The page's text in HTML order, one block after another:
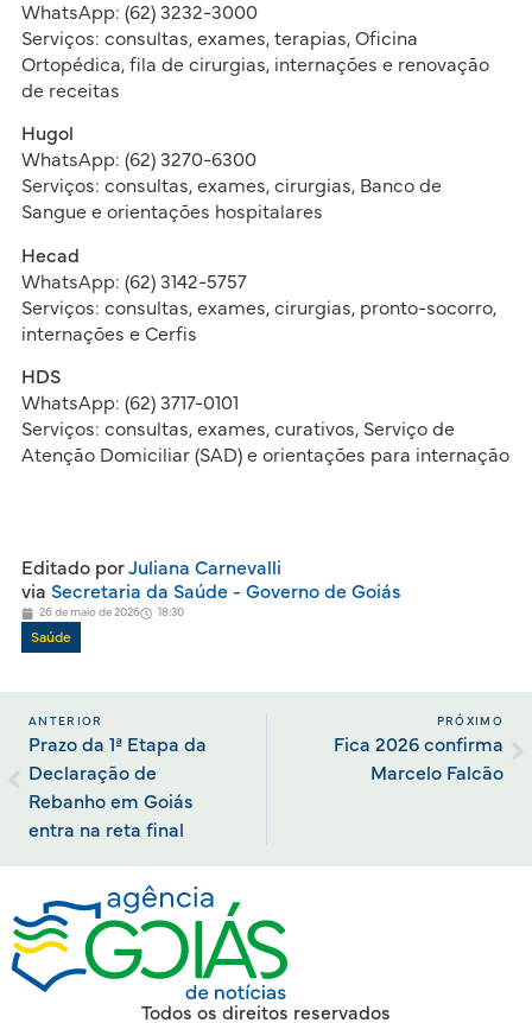
WhatsApp: (62) 3232-3000
Serviços: consultas, exames, terapias, Oficina
Ortopédica, fila de cirurgias, internações e renovação
de receitas
Hugol
WhatsApp: (62) 3270-6300
Serviços: consultas, exames, cirurgias, Banco de
Sangue e orientações hospitalares
Hecad
WhatsApp: (62) 3142-5757
Serviços: consultas, exames, cirurgias, pronto-socorro,
internações e Cerfis
HDS
WhatsApp: (62) 3717-0101
Serviços: consultas, exames, curativos, Serviço de
Atenção Domiciliar (SAD) e orientações para internação
Editado porJuliana Carnevalli
via Secretaria da Saúde - Governo de Goiás
26 de maio de 2026 18:30
Saúde
ANTERIOR
Prazo da 1ª Etapa da
Declaração de
Rebanho em Goiás
entra na reta final
PRÓXIMO
Fica 2026 confirma
Marcelo Falcão
Todos os direitos reservados